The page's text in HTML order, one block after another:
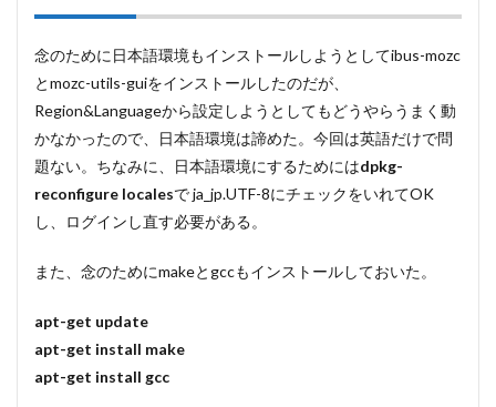
念のために日本語環境もインストールしようとしてibus-mozc
とmozc-utils-guiをインストールしたのだが、
Region&Languageから設定しようとしてもどうやらうまく動
かなかったので、日本語環境は諦めた。今回は英語だけで問
題ない。ちなみに、日本語環境にするためにはdpkg-
reconfigure localesで ja_jp.UTF-8にチェックをいれてOK
し、ログインし直す必要がある。
また、念のためにmakeとgccもインストールしておいた。
apt-get update
apt-get install make
apt-get install gcc